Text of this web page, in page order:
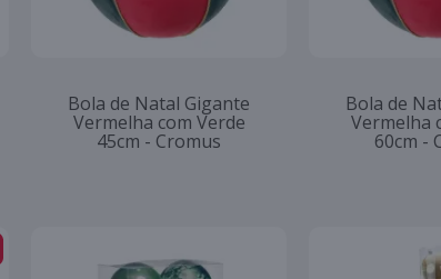
Bola de Natal Gigante
Vermelha com Verde
45cm - Cromus
Bola de
Vermelha
60cm -